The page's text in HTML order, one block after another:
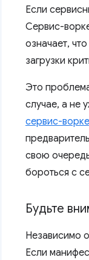
Если
Сервис-
означает,
загрузки
Это
случае, а не
сервис-
свою
бороться с
Будьте
Независимо
Если